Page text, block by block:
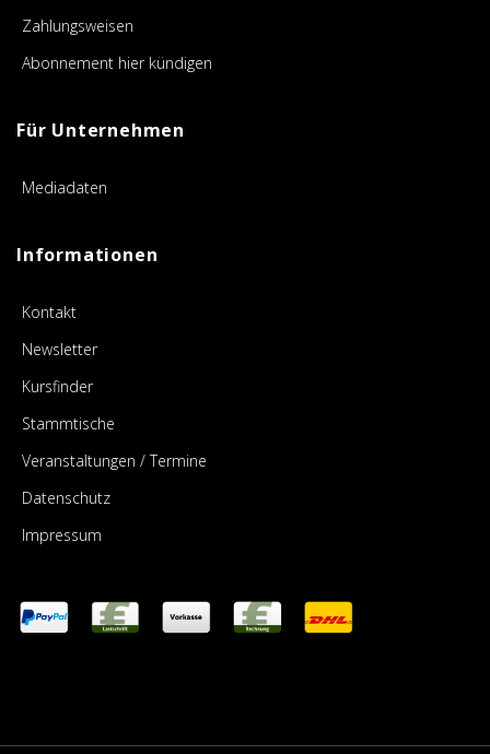
Zahlungsweisen
Abonnement hier kündigen
Für Unternehmen
Mediadaten
Informationen
Kontakt
Newsletter
Kursfinder
Stammtische
Veranstaltungen / Termine
Datenschutz
Impressum